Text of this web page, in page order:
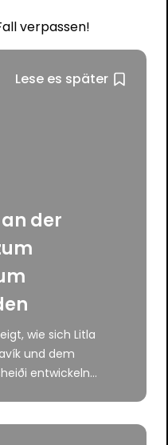
verpassen!
Lese es später
der
wie sich Litla
und dem
entwickeln...